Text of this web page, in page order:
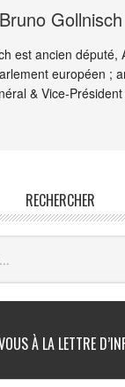
Bruno Gollnisch
est ancien député,
européen ;
& Vice-
RECHERCHER
À LA LETTRE